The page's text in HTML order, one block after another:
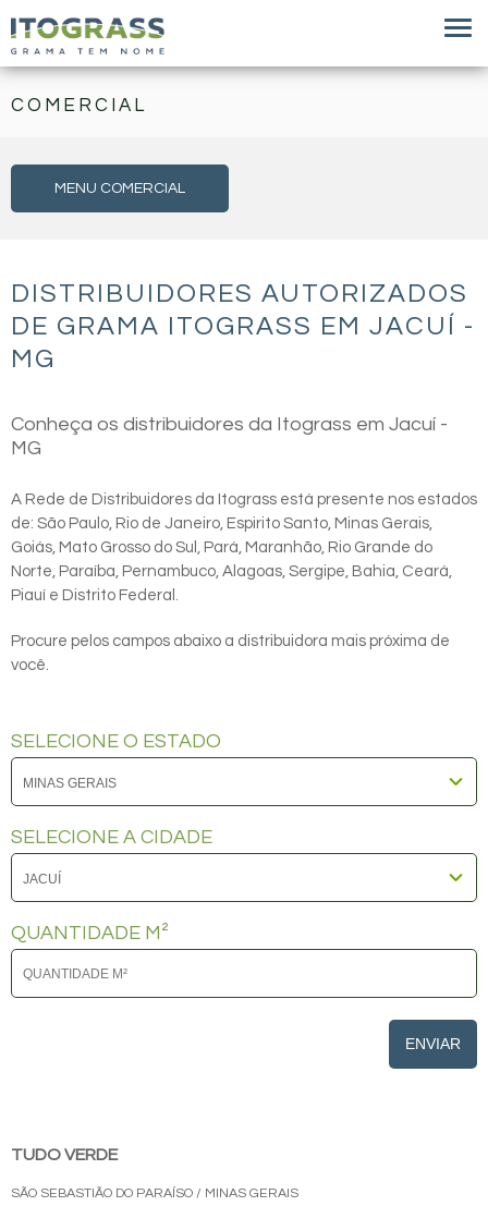
COMERCIAL
MENU COMERCIAL
DISTRIBUIDORES AUTORIZADOS
DE GRAMA ITOGRASS EM JACUÍ -
MG
Conheça os distribuidores da Itograss em Jacuí -
MG
A Rede de Distribuidores da Itograss está presente nos estados
de: São Paulo, Rio de Janeiro, Espirito Santo, Minas Gerais,
Goiás, Mato Grosso do Sul, Pará, Maranhão, Rio Grande do
Norte, Paraíba, Pernambuco, Alagoas, Sergipe, Bahia, Ceará,
Piauí e Distrito Federal.
Procure pelos campos abaixo a distribuidora mais próxima de
você.
SELECIONE O ESTADO
SELECIONE A CIDADE
QUANTIDADE M²
ENVIAR
TUDO VERDE
SÃO SEBASTIÃO DO PARAÍSO / MINAS GERAIS